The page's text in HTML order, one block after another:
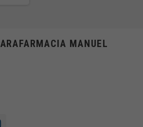
MANUEL